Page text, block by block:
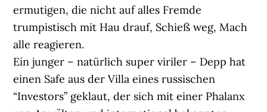
ermutigen, die nicht auf alles Fremde
trumpistisch mit Hau drauf, Schieß weg, Mach
alle reagieren.
Ein junger – natürlich super viriler – Depp hat
einen Safe aus der Villa eines russischen
“Investors” geklaut, der sich mit einer Phalanx